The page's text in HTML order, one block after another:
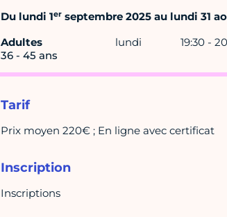
Du lundi 1erseptembre 2025 au lundi 31
Adultes
36 - 45 ans
lundi 19:30 -
Tarif
Prix moyen 220€ ; En ligne avec certificat
Inscription
Inscriptions